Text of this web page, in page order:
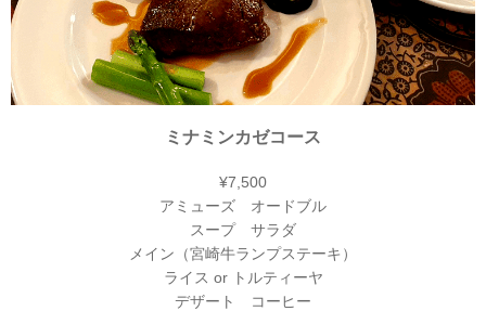
ミナミンカゼコース
¥7,500
アミューズ オードブル
スープ サラダ
メイン（宮崎牛ランプステーキ）
ライス or トルティーヤ
デザート コーヒー